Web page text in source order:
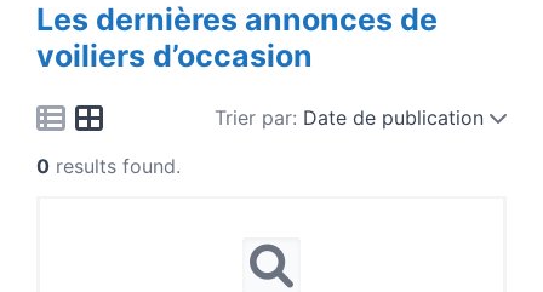
Les dernières annonces de
voiliers d’occasion
Trier par: Date de publication
0 results found.